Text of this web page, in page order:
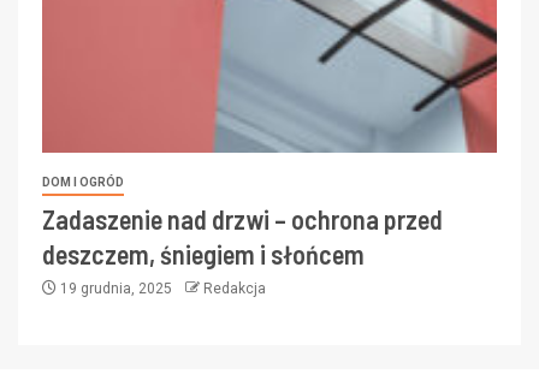
DOM I OGRÓD
Zadaszenie nad drzwi – ochrona przed
deszczem, śniegiem i słońcem
19 grudnia, 2025 Redakcja